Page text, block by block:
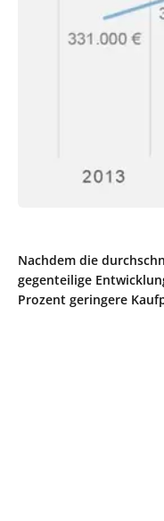
Nachdem die
gegenteilige
Prozent geringere